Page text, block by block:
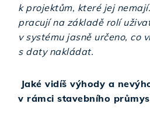
k projektům, které jej
pracují na základě rolí
v systému jasně určeno, co
s daty nakládat.
Jaké vidíš výhody a
v rámci stavebního